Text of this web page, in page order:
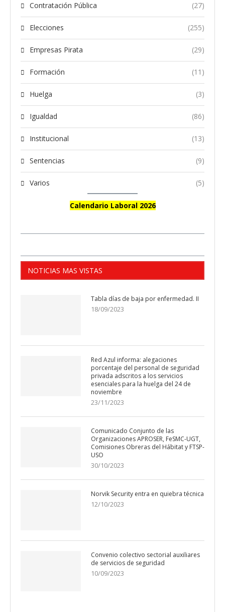
Contratación Pública (27)
Elecciones (255)
Empresas Pirata (29)
Formación (11)
Huelga (3)
Igualdad (86)
Institucional (13)
Sentencias (9)
Varios (5)
Calendario Laboral 2026
NOTICIAS MAS VISTAS
Tabla días de baja por enfermedad. II
18/09/2023
Red Azul informa: alegaciones
porcentaje del personal de seguridad
privada adscritos a los servicios
esenciales para la huelga del 24 de
noviembre
23/11/2023
Comunicado Conjunto de las
Organizaciones APROSER, FeSMC-UGT,
Comisiones Obreras del Hábitat y FTSP-
USO
30/10/2023
Norvik Security entra en quiebra técnica
12/10/2023
Convenio colectivo sectorial auxiliares
de servicios de seguridad
10/09/2023